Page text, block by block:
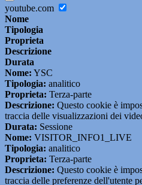
youtube.com
Nome
Tipologia
Proprieta
Descrizione
Durata
Nome: YSC
Tipologia: analitico
Proprieta: Terza-parte
Descrizione: Questo cookie è
traccia delle visualizzazioni dei
Durata: Sessione
Nome: VISITOR_INFO1_LIVE
Tipologia: analitico
Proprieta: Terza-parte
Descrizione: Questo cookie è
traccia delle preferenze dell'utente